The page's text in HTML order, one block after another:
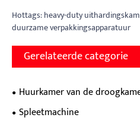
Hottags: heavy-duty
duurzame verpakkingsapparatuur
Gerelateerde categorie
Huurkamer van de
Spleetmachine